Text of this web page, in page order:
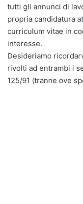
tutti gli annunci di
propria candidatura
curriculum vitae in
interesse.
Desideriamo
rivolti ad entrambi i
125/91 (tranne ove